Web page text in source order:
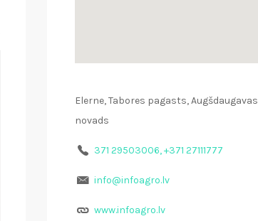
Elerne, Tabores pagasts, Augšdaugavas
novads
371 29503006, +371 27111777
info@infoagro.lv
www.infoagro.lv